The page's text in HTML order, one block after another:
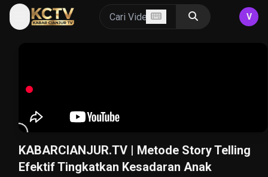
V
KABARCIANJUR.TV | Metode Story Telling
Efektif Tingkatkan Kesadaran Anak